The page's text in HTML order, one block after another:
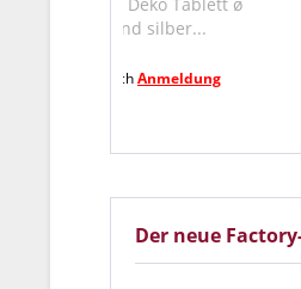
Der neue
Aluminium Leaf
EK Preise nach